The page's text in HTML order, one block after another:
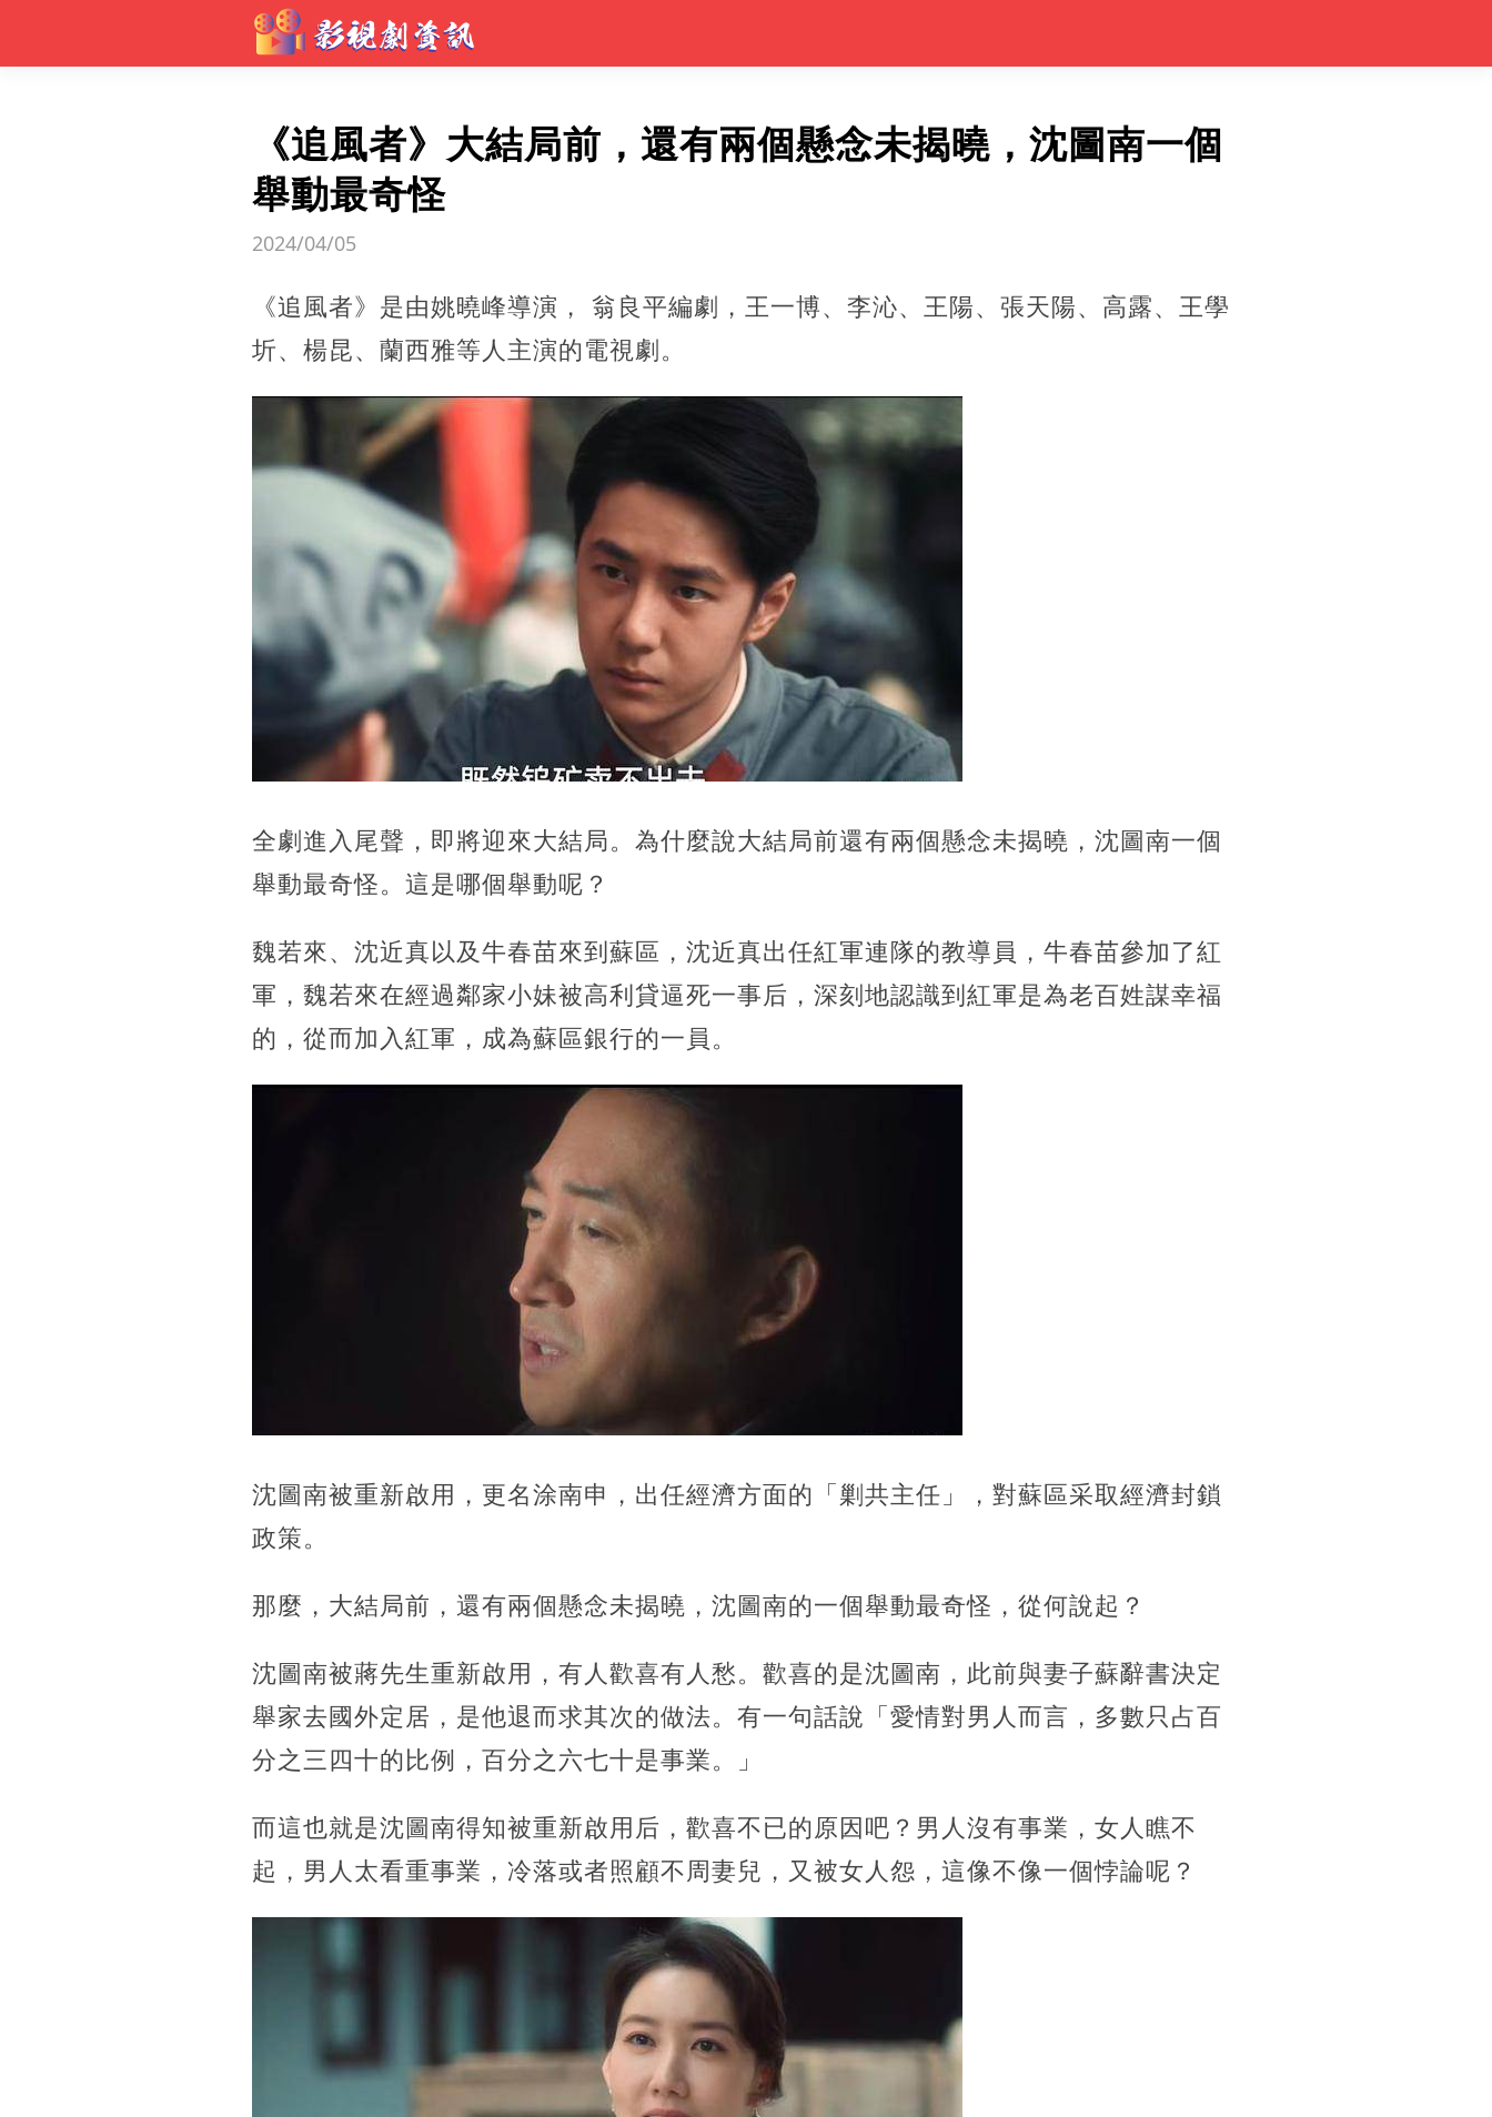
《追風者》大結局前，還有兩個懸念未揭曉，沈圖南一個
舉動最奇怪
2024/04/05
《追風者》是由姚曉峰導演， 翁良平編劇，王一博、李沁、王陽、張天陽、高露、王學
圻、楊昆、蘭西雅等人主演的電視劇。
全劇進入尾聲，即將迎來大結局。為什麼說大結局前還有兩個懸念未揭曉，沈圖南一個
舉動最奇怪。這是哪個舉動呢？
魏若來、沈近真以及牛春苗來到蘇區，沈近真出任紅軍連隊的教導員，牛春苗參加了紅
軍，魏若來在經過鄰家小妹被高利貸逼死一事后，深刻地認識到紅軍是為老百姓謀幸福
的，從而加入紅軍，成為蘇區銀行的一員。
沈圖南被重新啟用，更名涂南申，出任經濟方面的「剿共主任」，對蘇區采取經濟封鎖
政策。
那麼，大結局前，還有兩個懸念未揭曉，沈圖南的一個舉動最奇怪，從何說起？
沈圖南被蔣先生重新啟用，有人歡喜有人愁。歡喜的是沈圖南，此前與妻子蘇辭書決定
舉家去國外定居，是他退而求其次的做法。有一句話說「愛情對男人而言，多數只占百
分之三四十的比例，百分之六七十是事業。」
而這也就是沈圖南得知被重新啟用后，歡喜不已的原因吧？男人沒有事業，女人瞧不
起，男人太看重事業，冷落或者照顧不周妻兒，又被女人怨，這像不像一個悖論呢？